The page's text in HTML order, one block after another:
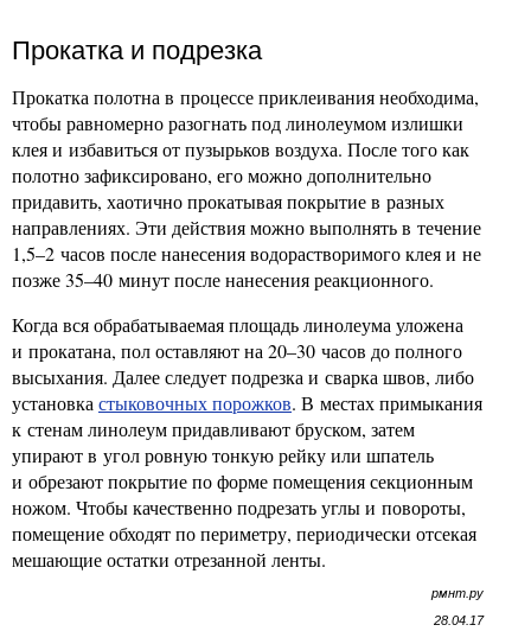
Прокатка и подрезка
Прокатка полотна в процессе приклеивания необходима,
чтобы равномерно разогнать под линолеумом излишки
клея и избавиться от пузырьков воздуха. После того как
полотно зафиксировано, его можно дополнительно
придавить, хаотично прокатывая покрытие в разных
направлениях. Эти действия можно выполнять в течение
1,5–2 часов после нанесения водорастворимого клея и не
позже 35–40 минут после нанесения реакционного.
Когда вся обрабатываемая площадь линолеума уложена
и прокатана, пол оставляют на 20–30 часов до полного
высыхания. Далее следует подрезка и сварка швов, либо
установкастыковочных порожков. В местах примыкания
к стенам линолеум придавливают бруском, затем
упирают в угол ровную тонкую рейку или шпатель
и обрезают покрытие по форме помещения секционным
ножом. Чтобы качественно подрезать углы и повороты,
помещение обходят по периметру, периодически отсекая
мешающие остатки отрезанной ленты.
рмнт.ру
28.04.17